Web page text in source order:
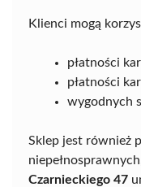
Klienci mogą
płatności
płatności
wygodnych
Sklep jest również
Czarnieckiego 47